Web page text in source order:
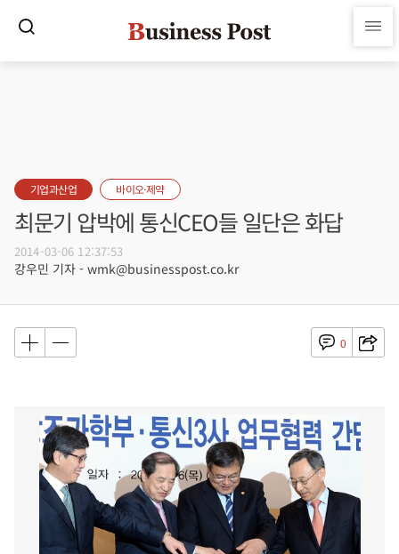
기업과산업 바이오·제약
최문기 압박에 통신CEO들 일단은 화답
2014-03-06 12:37:53
강우민 기자 - wmk@businesspost.co.kr
0